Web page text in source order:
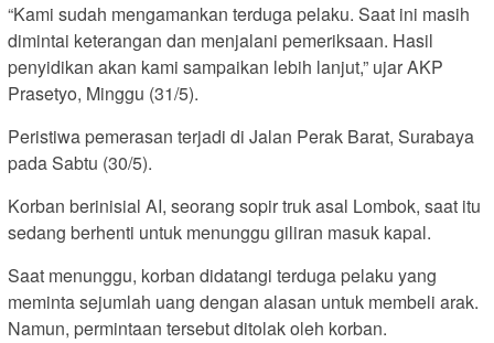
“Kami sudah mengamankan terduga pelaku. Saat ini masih
dimintai keterangan dan menjalani pemeriksaan. Hasil
penyidikan akan kami sampaikan lebih lanjut,” ujar AKP
Prasetyo, Minggu (31/5).
Peristiwa pemerasan terjadi di Jalan Perak Barat, Surabaya
pada Sabtu (30/5).
Korban berinisial AI, seorang sopir truk asal Lombok, saat itu
sedang berhenti untuk menunggu giliran masuk kapal.
Saat menunggu, korban didatangi terduga pelaku yang
meminta sejumlah uang dengan alasan untuk membeli arak.
Namun, permintaan tersebut ditolak oleh korban.